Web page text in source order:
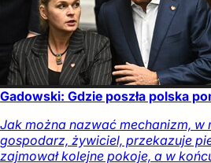
Gadowski: Gdzie poszła polska
Jak można nazwać mechanizm, w
gospodarz, żywiciel, przekazuje
zajmował kolejne pokoje, a w